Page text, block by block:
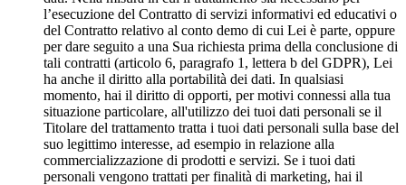
l’esecuzione del Contratto di servizi informativi ed educativi o
del Contratto relativo al conto demo di cui Lei è parte, oppure
per dare seguito a una Sua richiesta prima della conclusione di
tali contratti (articolo 6, paragrafo 1, lettera b del GDPR), Lei
ha anche il diritto alla portabilità dei dati. In qualsiasi
momento, hai il diritto di opporti, per motivi connessi alla tua
situazione particolare, all'utilizzo dei tuoi dati personali se il
Titolare del trattamento tratta i tuoi dati personali sulla base del
suo legittimo interesse, ad esempio in relazione alla
commercializzazione di prodotti e servizi. Se i tuoi dati
personali vengono trattati per finalità di marketing, hai il